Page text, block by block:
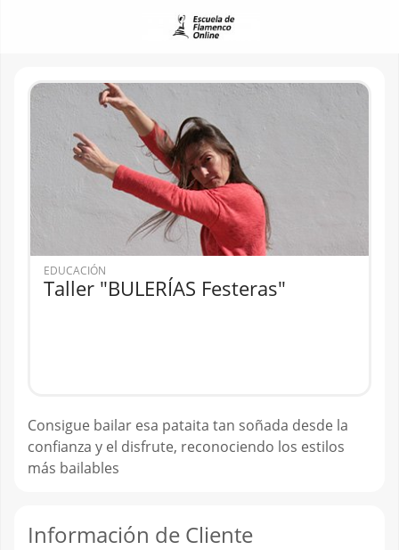
EDUCACIÓN
Taller "BULERÍAS Festeras"
Consigue bailar esa pataita tan soñada desde la
confianza y el disfrute, reconociendo los estilos
más bailables
Información de Cliente